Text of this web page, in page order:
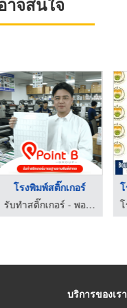
โรงพิมพ์สติ๊กเกอร์
รับทำสติ๊กเกอร์ - พอยท์ บี กรุ๊ป
บริการของเรา